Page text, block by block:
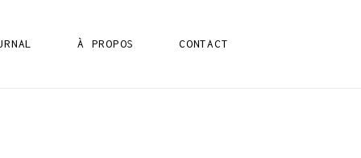
À PROPOS CONTACT